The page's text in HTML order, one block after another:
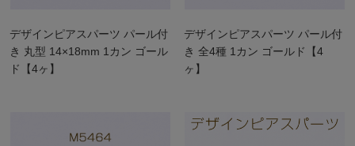
デザインピアスパーツ パール付
き 丸型 14×18mm 1カン ゴール
ド【4ヶ】
デザインピアスパーツ パール付
き 全4種 1カン ゴールド【4
ヶ】